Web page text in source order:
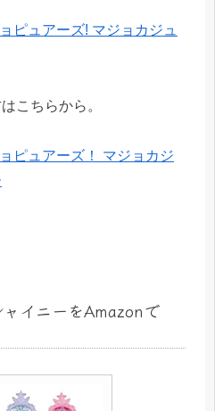
ピュアーズ! マジョカジュ
こちらから。
ピュアーズ！ マジョカジ
イニーをAmazonで